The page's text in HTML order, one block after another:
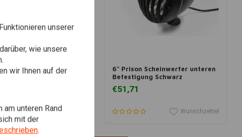
den Warenkorb legen
Scheinwerfer
Wunschzettel
6" Prison Scheinwerfer unteren
Befestigung Schwarz
€51,71
Wunschzettel
unserer
wie unsere
wir Ihnen auf der
unteren Rand
mit der
.